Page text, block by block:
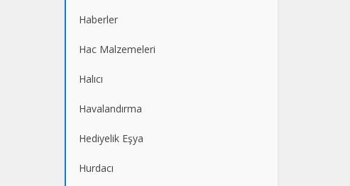
Haberler
Hac Malzemeleri
Halıcı
Havalandırma
Hediyelik Eşya
Hurdacı